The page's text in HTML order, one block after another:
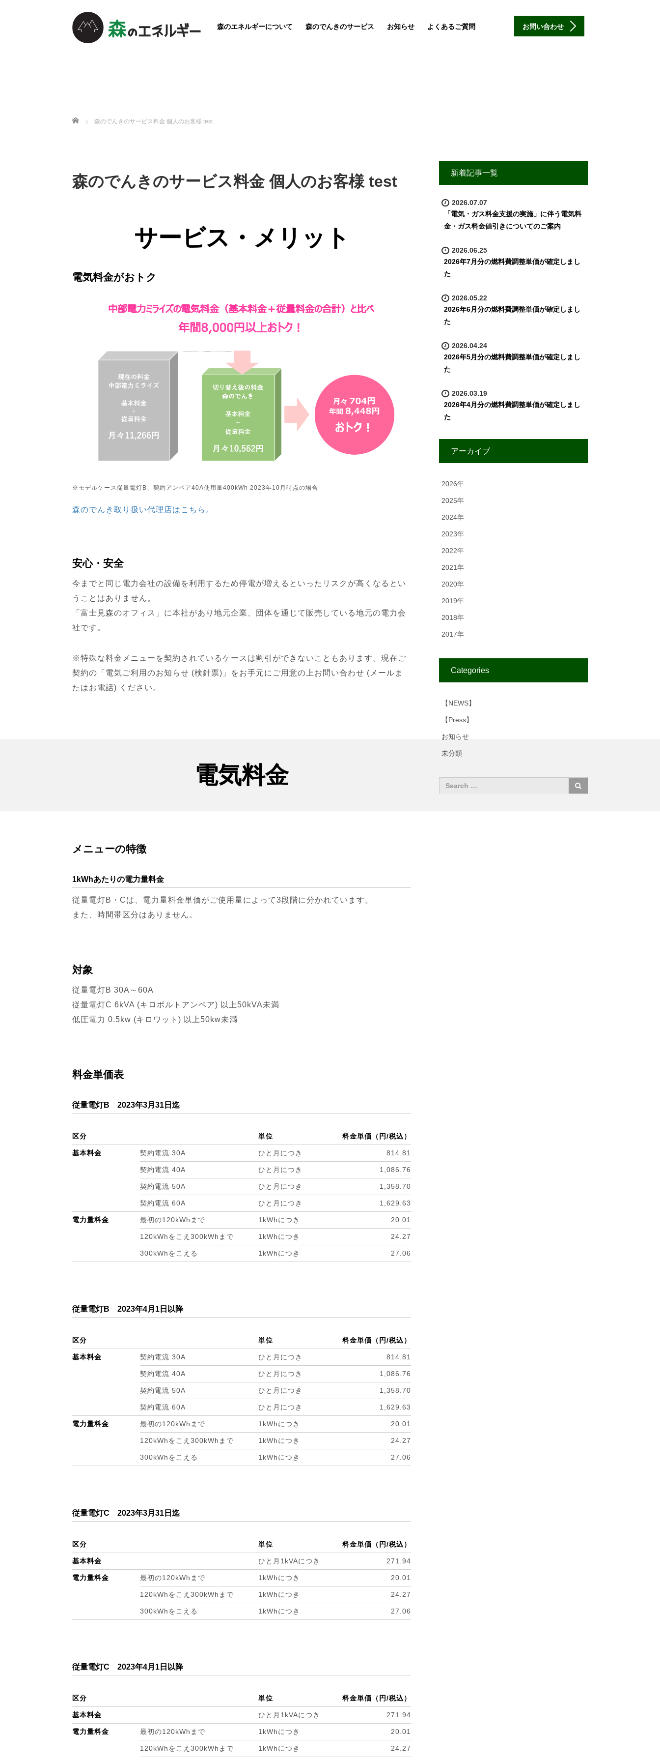
森のエネルギーについて 森のでんきのサービス お知らせ よくあるご質問 お問い合わせ
ホーム 森のでんきのサービス料金 個人のお客様 test
森のでんきのサービス料金 個人のお客様 test
サービス・メリット
電気料金がおトク
※モデルケース従量電灯B、契約アンペア40A使用量400kWh 2023年10月時点の場合
森のでんき取り扱い代理店はこちら。
安心・安全
今までと同じ電力会社の設備を利用するため停電が増えるといったリスクが高くなるとい
うことはありません。
「富士見森のオフィス」に本社があり地元企業、団体を通じて販売している地元の電力会
社です。
※特殊な料金メニューを契約されているケースは割引ができないこともあります。現在ご
契約の「電気ご利用のお知らせ (検針票)」をお手元にご用意の上お問い合わせ (メールま
たはお電話) ください。
電気料金
メニューの特徴
1kWhあたりの電力量料金
従量電灯B・Cは、電力量料金単価がご使用量によって3段階に分かれています。
また、時間帯区分はありません。
対象
従量電灯B 30A～60A
従量電灯C 6kVA (キロボルトアンペア) 以上50kVA未満
低圧電力 0.5kw (キロワット) 以上50kw未満
料金単価表
従量電灯B 2023年3月31日迄
区分 単位 料金単価（円/税込）
基本料金 契約電流 30A ひと月につき 814.81
契約電流 40A ひと月につき 1,086.76
契約電流 50A ひと月につき 1,358.70
契約電流 60A ひと月につき 1,629.63
電力量料金 最初の120kWhまで 1kWhにつき 20.01
120kWhをこえ300kWhまで 1kWhにつき 24.27
300kWhをこえる 1kWhにつき 27.06
従量電灯B 2023年4月1日以降
区分 単位 料金単価（円/税込）
基本料金 契約電流 30A ひと月につき 814.81
契約電流 40A ひと月につき 1,086.76
契約電流 50A ひと月につき 1,358.70
契約電流 60A ひと月につき 1,629.63
電力量料金 最初の120kWhまで 1kWhにつき 20.01
120kWhをこえ300kWhまで 1kWhにつき 24.27
300kWhをこえる 1kWhにつき 27.06
従量電灯C 2023年3月31日迄
区分 単位 料金単価（円/税込）
基本料金 ひと月1kVAにつき 271.94
電力量料金 最初の120kWhまで 1kWhにつき 20.01
120kWhをこえ300kWhまで 1kWhにつき 24.27
300kWhをこえる 1kWhにつき 27.06
従量電灯C 2023年4月1日以降
区分 単位 料金単価（円/税込）
基本料金 ひと月1kVAにつき 271.94
電力量料金 最初の120kWhまで 1kWhにつき 20.01
120kWhをこえ300kWhまで 1kWhにつき 24.27
新着記事一覧
2026.07.07
「電気・ガス料金支援の実施」に伴う電気料
金・ガス料金値引きについてのご案内
2026.06.25
2026年7月分の燃料費調整単価が確定しまし
た
2026.05.22
2026年6月分の燃料費調整単価が確定しまし
た
2026.04.24
2026年5月分の燃料費調整単価が確定しまし
た
2026.03.19
2026年4月分の燃料費調整単価が確定しまし
た
アーカイブ
2026年
2025年
2024年
2023年
2022年
2021年
2020年
2019年
2018年
2017年
Categories
【NEWS】
【Press】
お知らせ
未分類